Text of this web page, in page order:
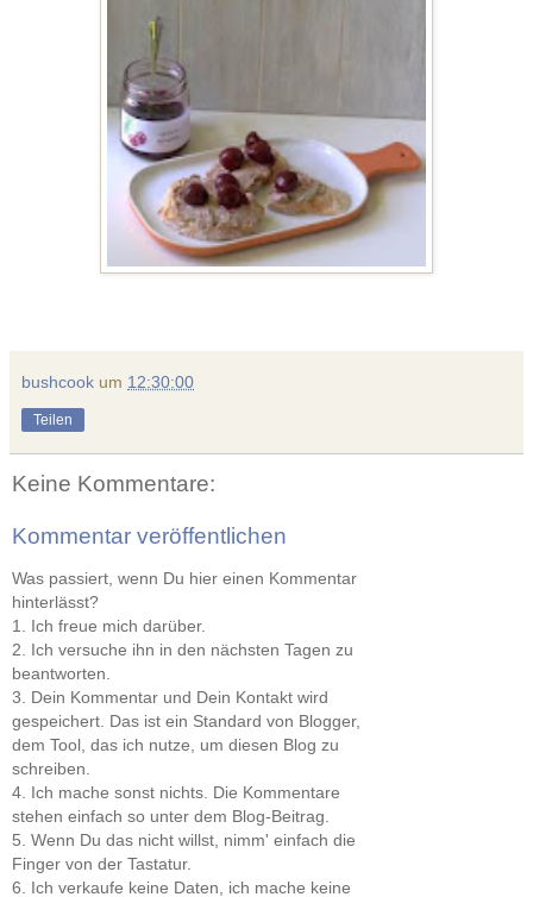
bushcook um 12:30:00
Teilen
Keine Kommentare:
Kommentar veröffentlichen
Was passiert, wenn Du hier einen Kommentar
hinterlässt?
1. Ich freue mich darüber.
2. Ich versuche ihn in den nächsten Tagen zu
beantworten.
3. Dein Kommentar und Dein Kontakt wird
gespeichert. Das ist ein Standard von Blogger,
dem Tool, das ich nutze, um diesen Blog zu
schreiben.
4. Ich mache sonst nichts. Die Kommentare
stehen einfach so unter dem Blog-Beitrag.
5. Wenn Du das nicht willst, nimm' einfach die
Finger von der Tastatur.
6. Ich verkaufe keine Daten, ich mache keine